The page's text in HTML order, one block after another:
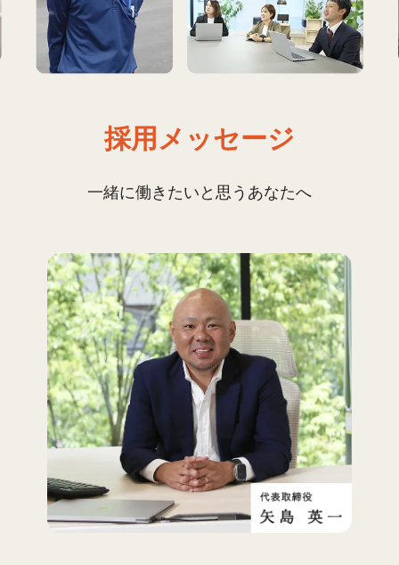
採用メッセージ
一緒に働きたいと思うあなたへ